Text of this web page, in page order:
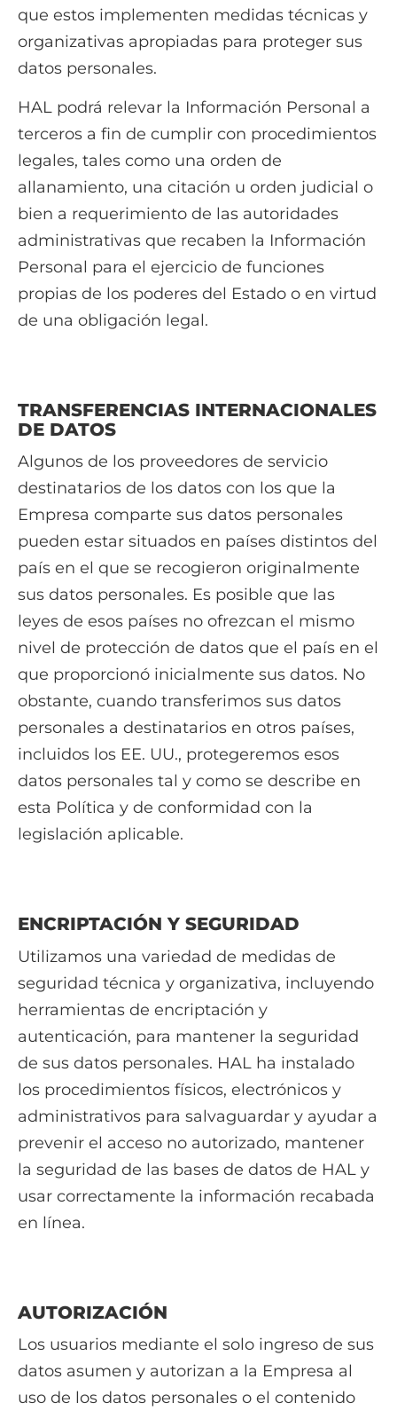
que estos implementen medidas técnicas y
organizativas apropiadas para proteger sus
datos personales.
HAL podrá relevar la Información Personal a
terceros a fin de cumplir con procedimientos
legales, tales como una orden de
allanamiento, una citación u orden judicial o
bien a requerimiento de las autoridades
administrativas que recaben la Información
Personal para el ejercicio de funciones
propias de los poderes del Estado o en virtud
de una obligación legal.
TRANSFERENCIAS INTERNACIONALES
DE DATOS
Algunos de los proveedores de servicio
destinatarios de los datos con los que la
Empresa comparte sus datos personales
pueden estar situados en países distintos del
país en el que se recogieron originalmente
sus datos personales. Es posible que las
leyes de esos países no ofrezcan el mismo
nivel de protección de datos que el país en el
que proporcionó inicialmente sus datos. No
obstante, cuando transferimos sus datos
personales a destinatarios en otros países,
incluidos los EE. UU., protegeremos esos
datos personales tal y como se describe en
esta Política y de conformidad con la
legislación aplicable.
ENCRIPTACIÓN Y SEGURIDAD
Utilizamos una variedad de medidas de
seguridad técnica y organizativa, incluyendo
herramientas de encriptación y
autenticación, para mantener la seguridad
de sus datos personales. HAL ha instalado
los procedimientos físicos, electrónicos y
administrativos para salvaguardar y ayudar a
prevenir el acceso no autorizado, mantener
la seguridad de las bases de datos de HAL y
usar correctamente la información recabada
en línea.
AUTORIZACIÓN
Los usuarios mediante el solo ingreso de sus
datos asumen y autorizan a la Empresa al
uso de los datos personales o el contenido